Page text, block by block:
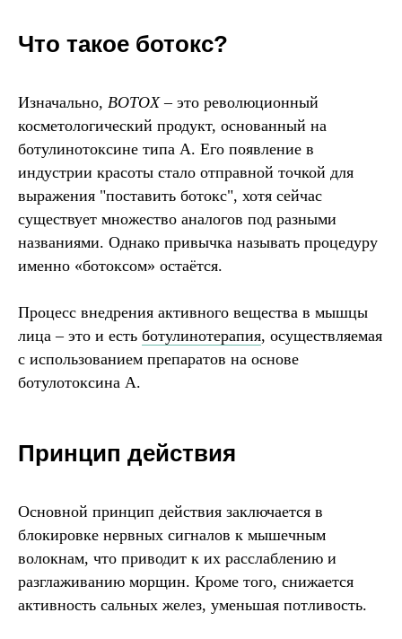
Что такое ботокс?
Изначально, BOTOX– это революционный
косметологический продукт, основанный на
ботулинотоксине типа A. Его появление в
индустрии красоты стало отправной точкой для
выражения "поставить ботокс", хотя сейчас
существует множество аналогов под разными
названиями. Однако привычка называть процедуру
именно «ботоксом» остаётся.
Процесс внедрения активного вещества в мышцы
лица – это и есть ботулинотерапия, осуществляемая
с использованием препаратов на основе
ботулотоксина А.
Принцип действия
Основной принцип действия заключается в
блокировке нервных сигналов к мышечным
волокнам, что приводит к их расслаблению и
разглаживанию морщин. Кроме того, снижается
активность сальных желез, уменьшая потливость.